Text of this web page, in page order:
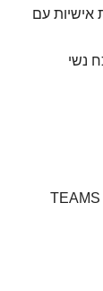
אישיות עם
נשי
הוזמנתי להשתתף ולהרצות בכנס של מנהלות TEAMS